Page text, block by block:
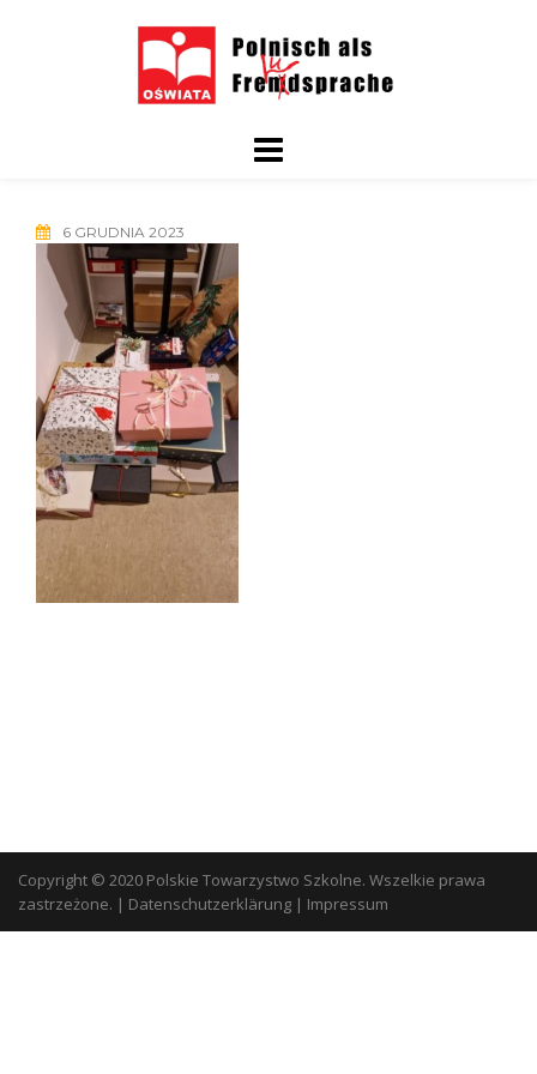
6 GRUDNIA 2023
Copyright © 2020 Polskie Towarzystwo Szkolne. Wszelkie prawa
zastrzeżone. | Datenschutzerklärung | Impressum